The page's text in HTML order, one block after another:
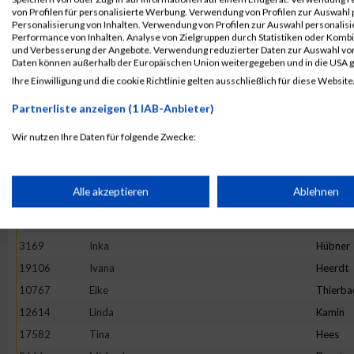
13982
Maria Ivanova
16781
Stefanie Prehm
11527
Rebecca
20265
Kinga
18782
Stephanie
10325
Ano Nym
Natalie
3169
Inka Hübner
19106
Ivana Heerdt
10767
Eike
12614
Linda Kamin
17582
Tina Hees
von Profilen für personalisierte Werbung. Verwendung von Profilen zur
Personalisierung von Inhalten. Verwendung von Profilen zur Auswahl
Performance von Inhalten. Analyse von Zielgruppen durch Statistiken oder
und Verbesserung der Angebote. Verwendung reduzierter Daten zur Auswahl
Daten können außerhalb der Europäischen Union weitergegeben und in die USA
Ihre Einwilligung und die cookie Richtlinie gelten ausschließlich für diese
Partnerliste anzeigen (1 IAB-Anbieter)
Wir nutzen Ihre Daten für folgende Zwecke:
Speichern von oder Zugriff auf Informationen auf einem
Erstellung von Profilen für personalisierte Werbung
Verwendung von Profilen zur Auswahl personalisierter Werbung
Alle akzeptieren Ablehnen